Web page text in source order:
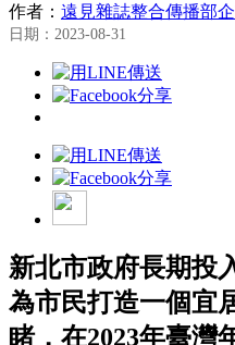
作者： 遠見雜誌整合傳播部
日期：2023-08-31
新北市政府長期投
為市民打造一個宜
睹，在2023年臺灣